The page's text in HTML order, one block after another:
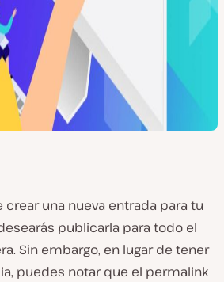
una nueva entrada para tu
publicarla para todo el
Sin embargo, en lugar de tener
puedes notar que el permalink